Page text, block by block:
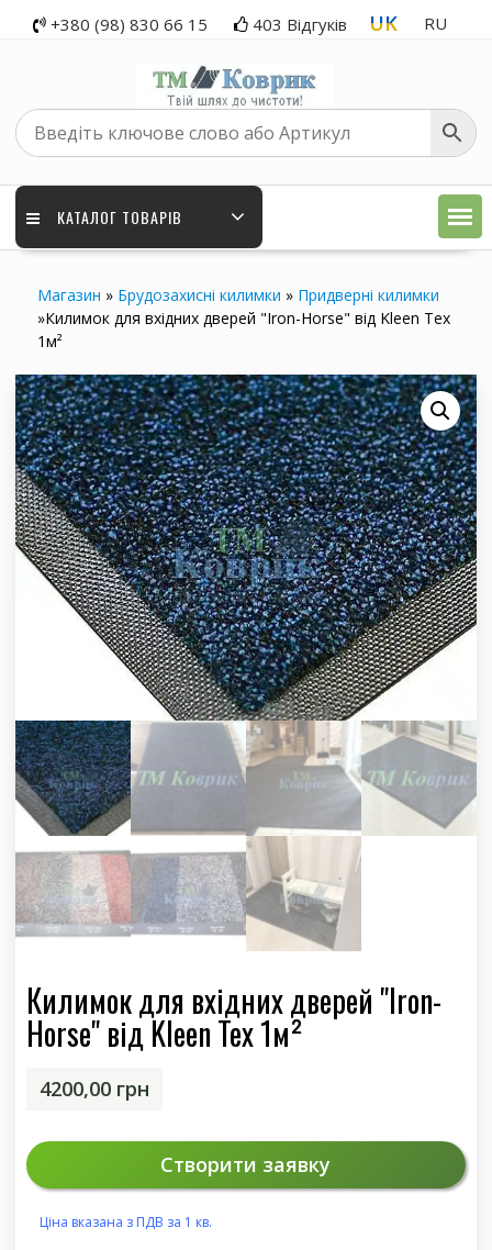
Перейти
+380 (98) 830 66 15 403 Відгуків UK RU
КАТАЛОГ ТОВАРІВ
Магазин » Брудозахисні килимки » Придверні килимки
»Килимок для вхідних дверей "Iron-Horse" від Kleen Tex
1м²
Килимок для вхідних дверей "Iron-
Horse" від Kleen Tex 1м²
4200,00 грн
Створити заявку
Ціна вказана з ПДВ за 1 кв.